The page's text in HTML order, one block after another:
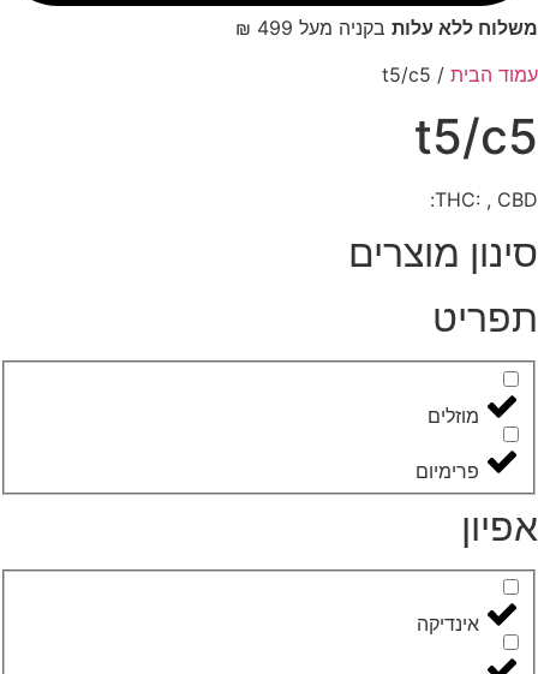
ללא עלותבקניה מעל 499 ₪
הבית/ t5/c5
t5/
THC: ,
מוצרים
מוזלים
פרימיום
אינדיקה